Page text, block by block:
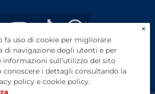
×
fa uso di cookie per migliorare
di navigazione degli utenti e per
informazioni sull’utilizzo del sito
conoscere i dettagli consultando la
policy e cookie policy.